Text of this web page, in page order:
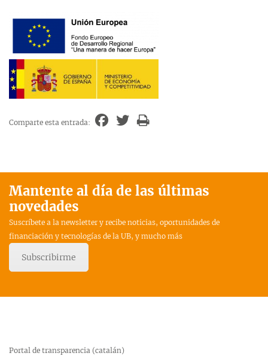
Comparte esta entrada:
Mantente al día de las últimas
novedades
Suscríbete a la newsletter y recibe noticias, oportunidades de
financiación y tecnologías de la UB, y mucho más
Subscribirme
Portal de transparencia (catalán)